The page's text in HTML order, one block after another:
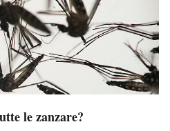
le zanzare?